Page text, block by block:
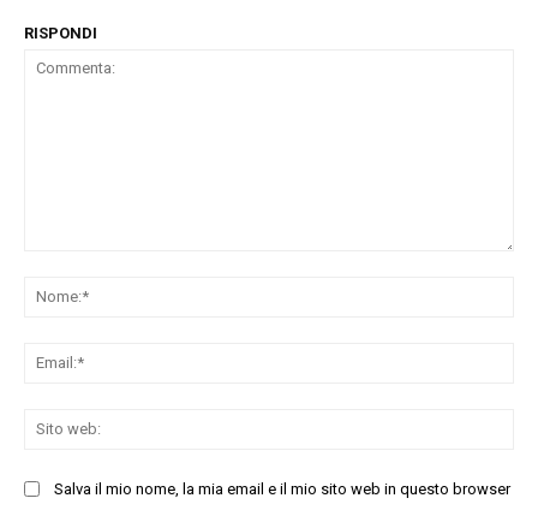
RISPONDI
Salva il mio nome, la mia email e il mio sito web in questo browser